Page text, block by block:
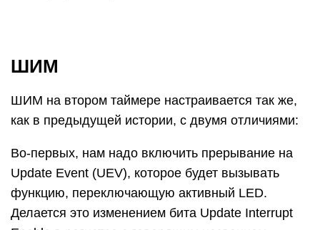
ШИМ
ШИМ на втором таймере настраивается так же,
как в предыдущей истории, с двумя отличиями:
Во-первых, нам надо включить прерывание на
Update Event (UEV), которое будет вызывать
функцию, переключающую активный LED.
Делается это изменением бита Update Interrupt